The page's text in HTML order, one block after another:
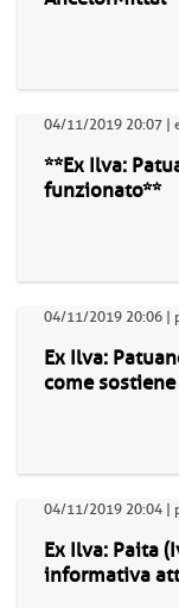
04/11/2019 20:07 |
**Ex Ilva:
funzionato**
04/11/2019 20:06 |
Ex Ilva:
come
04/11/2019 20:04 |
Ex Ilva: Paita
informativa